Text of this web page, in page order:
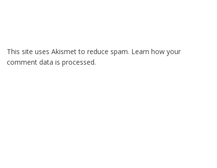
This site uses Akismet to reduce spam. Learn how your
comment data is processed.